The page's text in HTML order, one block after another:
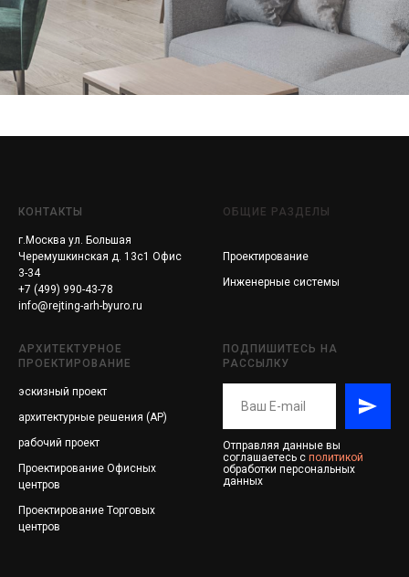
КОНТАКТЫ
г.Москва ул. Большая
Черемушкинская д. 13с1 Офис
3-34
+7 (499) 990-43-78
info@rejting-arh-byuro.ru
ОБЩИЕ РАЗДЕЛЫ
Проектирование
Инженерные системы
АРХИТЕКТУРНОЕ
ПРОЕКТИРОВАНИЕ
эскизный проект
архитектурные решения (АР)
рабочий проект
Проектирование Офисных
центров
Проектирование Торговых
центров
ПОДПИШИТЕСЬ НА
РАССЫЛКУ
Отправляя данные вы
соглашаетесь с политикой
обработки персональных
данных